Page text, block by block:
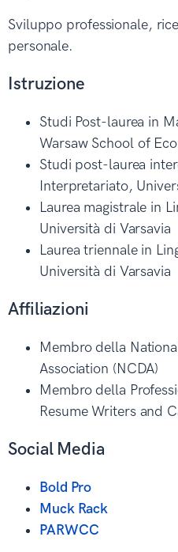
Sviluppo professionale,
personale.
Istruzione
Studi Post-laurea in
Warsaw School of
Studi post-laurea
Interpretariato,
Laurea magistrale in
Università di Varsavia
Laurea triennale in
Università di Varsavia
Affiliazioni
Membro della
Association (NCDA)
Membro della
Resume Writers and
Social Media
Bold Pro
Muck Rack
PARWCC